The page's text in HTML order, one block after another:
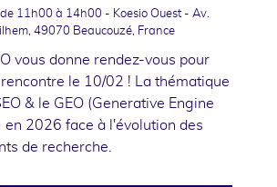
de 11h00 à 14h00 - Koesio Ouest - Av.
49070 Beaucouzé, France
vous donne rendez-vous pour
le 10/02 ! La thématique
& le GEO (Generative Engine
en 2026 face à l'évolution des
de recherche.